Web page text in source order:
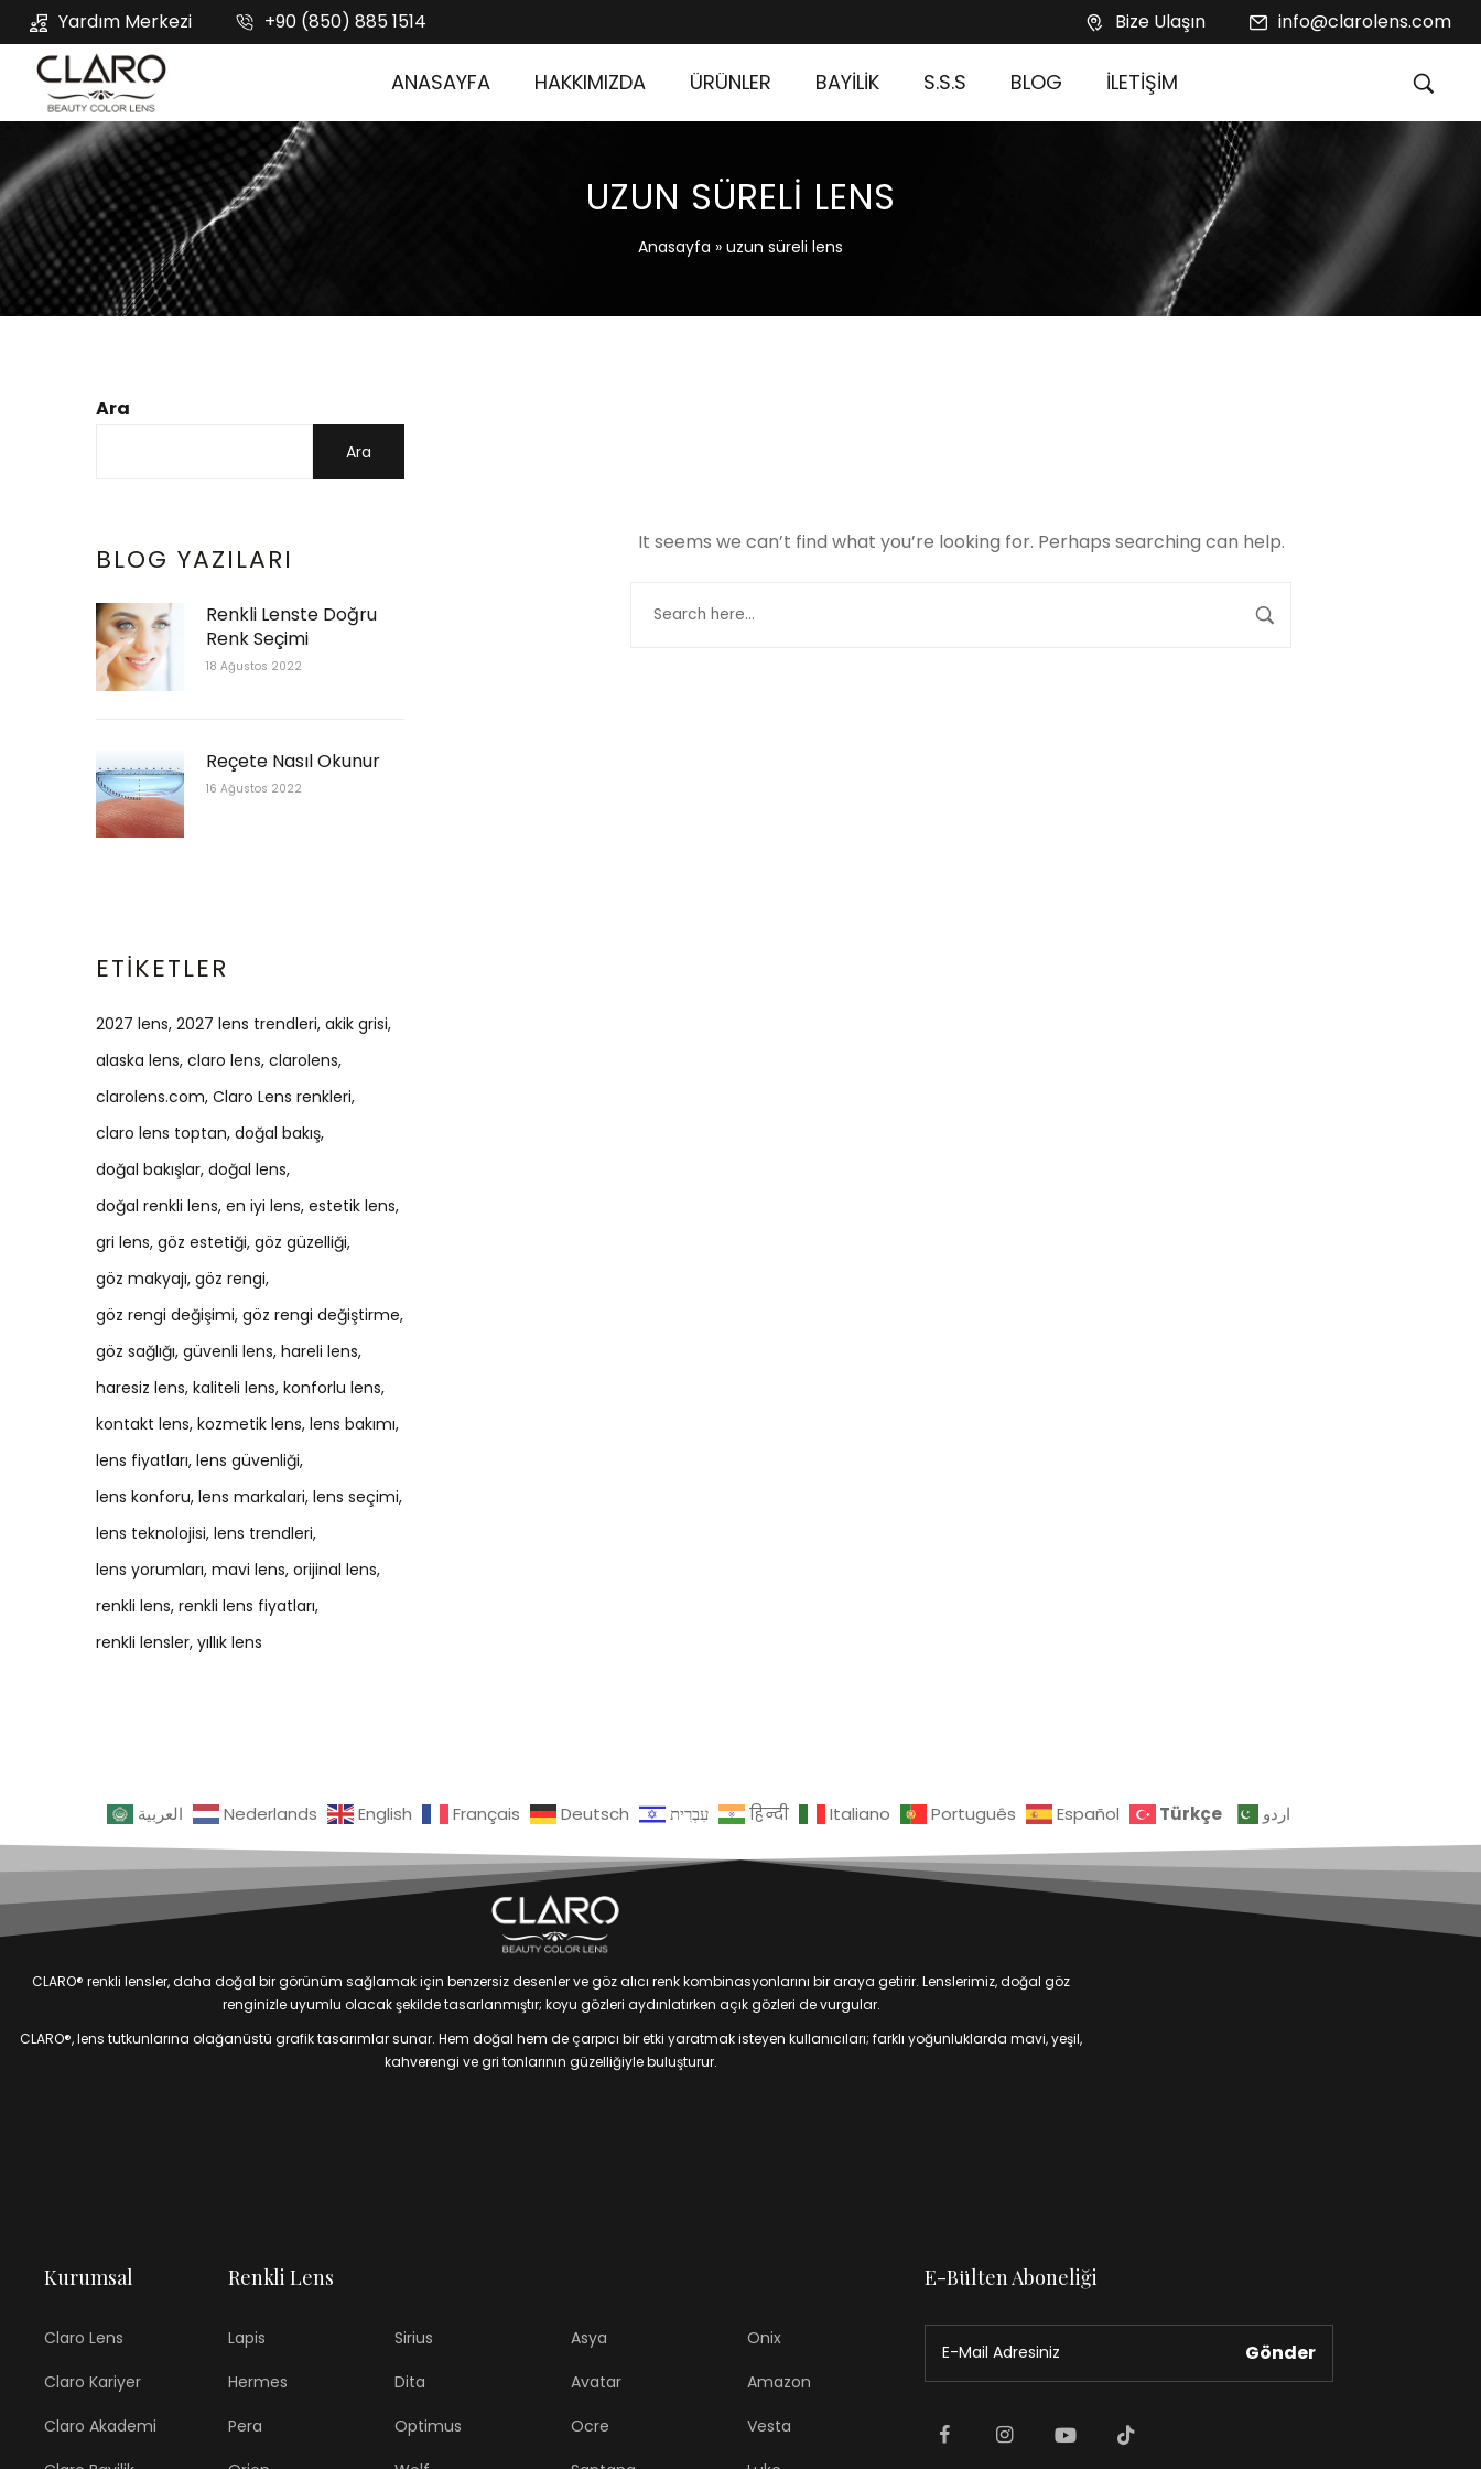
Yardım Merkezi +90 (850) 885 1514 Bize Ulaşın info@clarolens.com
ANASAYFA HAKKIMIZDA ÜRÜNLER BAYİLİK S.S.S BLOG İLETİŞİM
UZUN SÜRELI LENS
Anasayfa » uzun süreli lens
Ara
Ara
BLOG YAZILARI
Renkli Lenste Doğru
Renk Seçimi
18 Ağustos 2022
Reçete Nasıl Okunur
16 Ağustos 2022
ETIKETLER
2027 lens 2027 lens trendleri akik grisi
alaska lens claro lens clarolens
clarolens.com Claro Lens renkleri
claro lens toptan doğal bakış
doğal bakışlar doğal lens
doğal renkli lens en iyi lens estetik lens
gri lens göz estetiği göz güzelliği
göz makyajı göz rengi
göz rengi değişimi göz rengi değiştirme
göz sağlığı güvenli lens hareli lens
haresiz lens kaliteli lens konforlu lens
kontakt lens kozmetik lens lens bakımı
lens fiyatları lens güvenliği
lens konforu lens markalari lens seçimi
lens teknolojisi lens trendleri
lens yorumları mavi lens orijinal lens
renkli lens renkli lens fiyatları
renkli lensler yıllık lens
It seems we can’t find what you’re looking for. Perhaps searching can help.
العربية Nederlands English Français Deutsch עִבְרִית हिन्दी Italiano Português Español Türkçe اردو
CLARO® renkli lensler, daha doğal bir görünüm sağlamak için benzersiz desenler ve göz alıcı renk kombinasyonlarını bir araya getirir. Lenslerimiz, doğal göz
renginizle uyumlu olacak şekilde tasarlanmıştır; koyu gözleri aydınlatırken açık gözleri de vurgular.
CLARO®, lens tutkunlarına olağanüstü grafik tasarımlar sunar. Hem doğal hem de çarpıcı bir etki yaratmak isteyen kullanıcıları; farklı yoğunluklarda mavi, yeşil,
kahverengi ve gri tonlarının güzelliğiyle buluşturur.
Kurumsal
Claro Lens
Claro Kariyer
Claro Akademi
Renkli Lens
Lapis
Hermes
Pera
Sirius
Dita
Optimus
Asya
Avatar
Ocre
Onix
Amazon
Vesta
E-Bülten Aboneliği
Gönder